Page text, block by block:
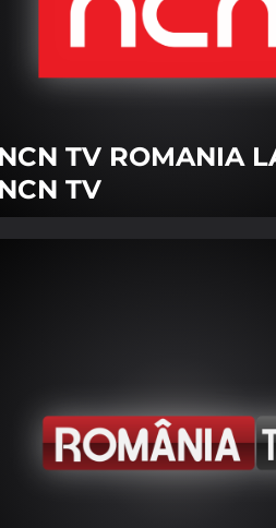
NCN TV ROMANIA
NCN TV
pentru funcţionarea site-ului și
cookie de mai jos doriţi să fie